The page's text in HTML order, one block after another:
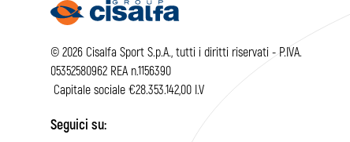
© 2026 Cisalfa Sport S.p.A., tutti i diritti riservati - P.IVA.
05352580962 REA n.1156390
Capitale sociale €28.353.142,00 I.V
Seguici su: